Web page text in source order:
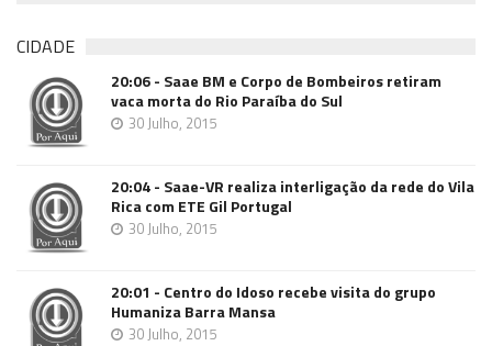
CIDADE
20:06 - Saae BM e Corpo de Bombeiros retiram
vaca morta do Rio Paraíba do Sul
30 Julho, 2015
20:04 - Saae-VR realiza interligação da rede do Vila
Rica com ETE Gil Portugal
30 Julho, 2015
20:01 - Centro do Idoso recebe visita do grupo
Humaniza Barra Mansa
30 Julho, 2015